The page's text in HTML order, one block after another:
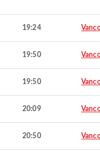
19:24
19:50
19:50
20:09
20:50